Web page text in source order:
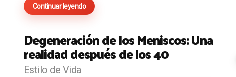
Continuar leyendo
Degeneración de los Meniscos: Una
realidad después de los 40
Estilo de Vida